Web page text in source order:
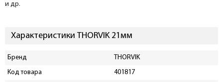
и др.
Характеристики THORVIK 21мм
Бренд
THORVIK
Код товара
401817